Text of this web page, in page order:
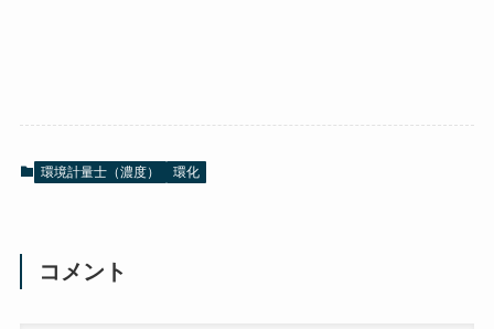
環境計量士（濃度） 環化
コメント